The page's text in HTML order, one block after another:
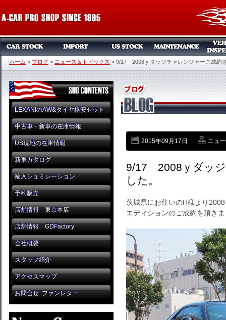
ホーム > ブログ > ニュース＆トピックス > 9/17 2008ｙダッジチャレンジャーご成約
LEXANIのAW&タイヤ格安セット
中古車・新車の在庫情報
US現地の在庫情報
新車カタログ
輸入シュミレーション
予約販売
店舗情報 東京本店
店舗情報 GDFactory
会社概要
スタッフ紹介
アクセスマップ
お問合せ･ファンレター
2015年09月17日 ニュ
9/17 2008ｙダッジ
した。
茨城県にお住いのH様より
エディションのご成約を頂き